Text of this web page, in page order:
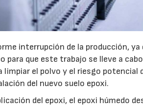
interrupción de la producción,
para que este trabajo se lleve a
limpiar el polvo y el riesgo potencial
del nuevo suelo epoxi.
del epoxi, el epoxi húmedo